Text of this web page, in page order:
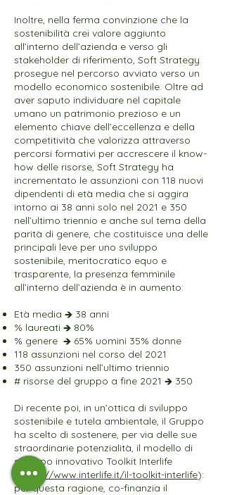
Inoltre, nella ferma convinzione che la
sostenibilità crei valore aggiunto
all’interno dell’azienda e verso gli
stakeholder di riferimento, Soft Strategy
prosegue nel percorso avviato verso un
modello economico sostenibile. Oltre ad
aver saputo individuare nel capitale
umano un patrimonio prezioso e un
elemento chiave dell’eccellenza e della
competitività che valorizza attraverso
percorsi formativi per accrescere il know-
how delle risorse, Soft Strategy ha
incrementato le assunzioni con 118 nuovi
dipendenti di età media che si aggira
intorno ai 38 anni solo nel 2021 e 350
nell’ultimo triennio e anche sul tema della
parità di genere, che costituisce una delle
principali leve per uno sviluppo
sostenibile, meritocratico equo e
trasparente, la presenza femminile
all’interno dell’azienda è in aumento:
Età media 🡺 38 anni
% laureati 🡺 80%
% genere 🡺 65% uomini 35% donne
118 assunzioni nel corso del 2021
350 assunzioni nell’ultimo triennio
# risorse del gruppo a fine 2021 🡺 350
Di recente poi, in un’ottica di sviluppo
sostenibile e tutela ambientale, il Gruppo
ha scelto di sostenere, per via delle sue
straordinarie potenzialità, il modello di
sviluppo innovativo Toolkit Interlife
https://www.interlife.it/il-toolkit-interlife):
per questa ragione, co-finanzia il